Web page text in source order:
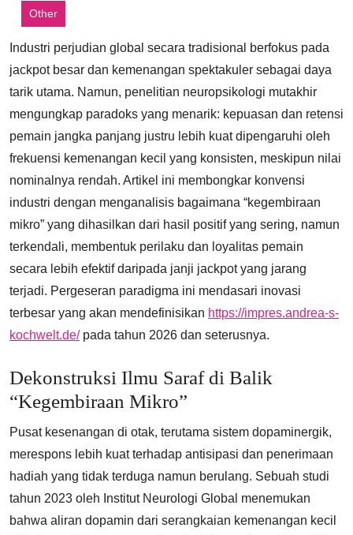
Other
Industri perjudian global secara tradisional berfokus pada
jackpot besar dan kemenangan spektakuler sebagai daya
tarik utama. Namun, penelitian neuropsikologi mutakhir
mengungkap paradoks yang menarik: kepuasan dan retensi
pemain jangka panjang justru lebih kuat dipengaruhi oleh
frekuensi kemenangan kecil yang konsisten, meskipun nilai
nominalnya rendah. Artikel ini membongkar konvensi
industri dengan menganalisis bagaimana “kegembiraan
mikro” yang dihasilkan dari hasil positif yang sering, namun
terkendali, membentuk perilaku dan loyalitas pemain
secara lebih efektif daripada janji jackpot yang jarang
terjadi. Pergeseran paradigma ini mendasari inovasi
terbesar yang akan mendefinisikan https://impres.andrea-s-
kochwelt.de/pada tahun 2026 dan seterusnya.
Dekonstruksi Ilmu Saraf di Balik
“Kegembiraan Mikro”
Pusat kesenangan di otak, terutama sistem dopaminergik,
merespons lebih kuat terhadap antisipasi dan penerimaan
hadiah yang tidak terduga namun berulang. Sebuah studi
tahun 2023 oleh Institut Neurologi Global menemukan
bahwa aliran dopamin dari serangkaian kemenangan kecil